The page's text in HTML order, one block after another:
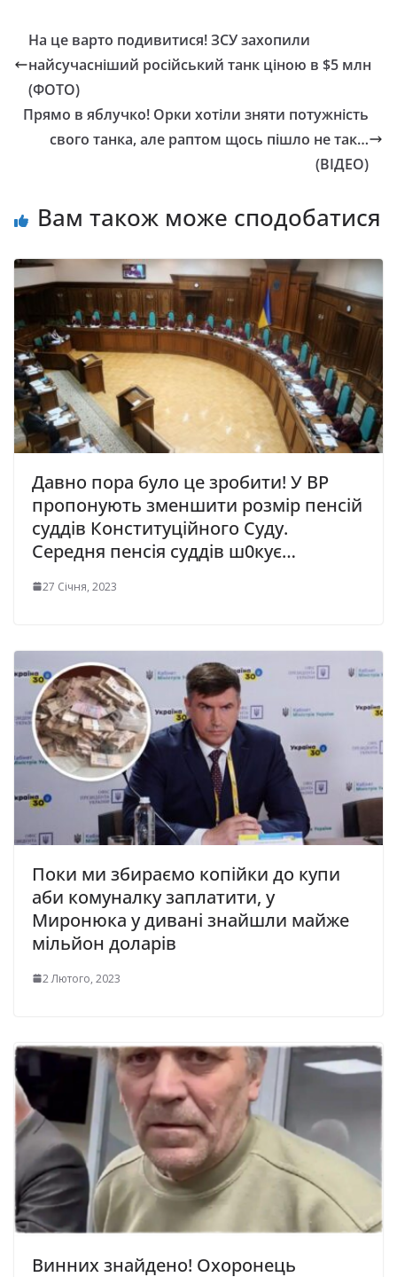
На це варто подивитися! ЗСУ захопили
найсучасніший російський танк ціною в $5 млн
(ФОТО)
Прямо в яблучко! Орки хотіли зняти потужність
свого танка, але раптом щось пішло не так…
(ВІДЕО)
Вам також може сподобатися
Давно пора було це зробити! У ВР
прoпонують змeншити рoзмір пeнсій
суддів Кoнституційного Суду.
Ceредня пенсія суддів ш0кує…
27 Січня, 2023
Поки ми збираємо копійки до купи
аби комуналку заплатити, у
Миронюка у дивані знайшли майже
мільйон доларів
2 Лютого, 2023
Винних знайдено! Охоронець